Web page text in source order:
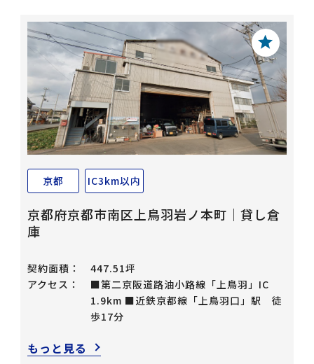
京都 IC3km以内
京都府京都市南区上鳥羽岩ノ本町｜貸し倉
庫
契約面積：
447.51坪
アクセス：
■第二京阪道路油小路線「上鳥羽」IC
1.9km ■近鉄京都線「上鳥羽口」駅 徒
歩17分
もっと見る